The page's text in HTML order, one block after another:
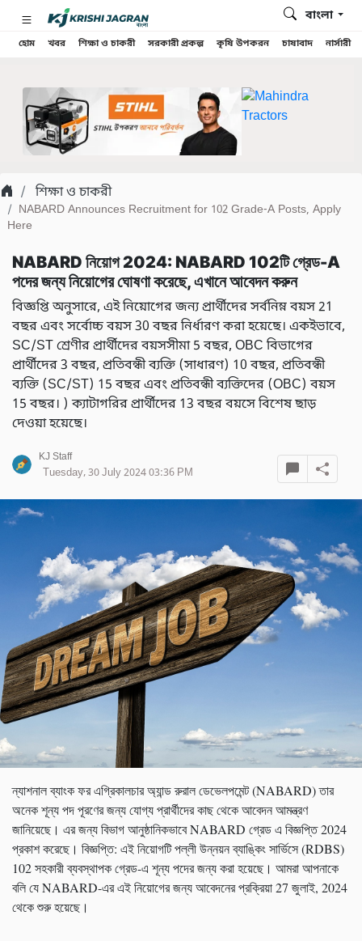
হোম খবর শিক্ষা ও চাকরী সরকারী প্রকল্প কৃষি উপকরন চাষাবাদ নার্সারী
বাংলা
শিক্ষা ও চাকরী
NABARD Announces Recruitment for 102 Grade-A Posts, Apply
Here
NABARD নিয়োগ 2024: NABARD 102টি গ্রেড-A
পদের জন্য নিয়োগের ঘোষণা করেছে, এখানে আবেদন করুন
বিজ্ঞপ্তি অনুসারে, এই নিয়োগের জন্য প্রার্থীদের সর্বনিম্ন বয়স 21
বছর এবং সর্বোচ্চ বয়স 30 বছর নির্ধারণ করা হয়েছে। একইভাবে,
SC/ST শ্রেণীর প্রার্থীদের বয়সসীমা 5 বছর, OBC বিভাগের
প্রার্থীদের 3 বছর, প্রতিবন্ধী ব্যক্তি (সাধারণ) 10 বছর, প্রতিবন্ধী
ব্যক্তি (SC/ST) 15 বছর এবং প্রতিবন্ধী ব্যক্তিদের (OBC) বয়স
15 বছর। ) ক্যাটাগরির প্রার্থীদের 13 বছর বয়সে বিশেষ ছাড়
দেওয়া হয়েছে।
KJ Staff
Tuesday, 30 July 2024 03:36 PM
ন্যাশনাল ব্যাংক ফর এগ্রিকালচার অ্যান্ড রুরাল ডেভেলপমেন্ট (NABARD) তার
অনেক শূন্য পদ পূরণের জন্য যোগ্য প্রার্থীদের কাছ থেকে আবেদন আমন্ত্রণ
জানিয়েছে। এর জন্য বিভাগ আনুষ্ঠানিকভাবে NABARD গ্রেড এ বিজ্ঞপ্তি 2024
প্রকাশ করেছে। বিজ্ঞপ্তি: এই নিয়োগটি পল্লী উন্নয়ন ব্যাঙ্কিং সার্ভিসে (RDBS)
102 সহকারী ব্যবস্থাপক গ্রেড-এ শূন্য পদের জন্য করা হয়েছে। আমরা আপনাকে
বলি যে NABARD-এর এই নিয়োগের জন্য আবেদনের প্রক্রিয়া 27 জুলাই, 2024
থেকে শুরু হয়েছে।